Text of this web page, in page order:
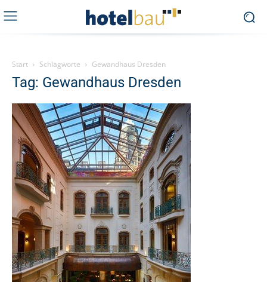
Start Schlagworte Gewandhaus Dresden
Tag: Gewandhaus Dresden